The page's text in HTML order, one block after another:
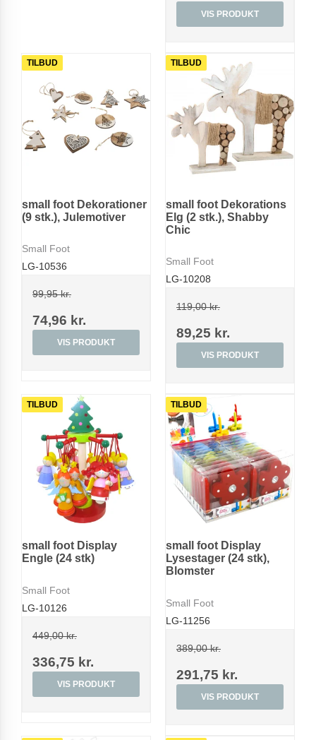
VIS PRODUKT
TILBUD
small foot Dekorationer
(9 stk.), Julemotiver
Small Foot
LG-10536
99,95 kr.
74,96 kr.
VIS PRODUKT
TILBUD
small foot Dekorations
Elg (2 stk.), Shabby
Chic
Small Foot
LG-10208
119,00 kr.
89,25 kr.
VIS PRODUKT
TILBUD
small foot Display
Engle (24 stk)
Small Foot
LG-10126
449,00 kr.
336,75 kr.
VIS PRODUKT
TILBUD
small foot Display
Lysestager (24 stk),
Blomster
Small Foot
LG-11256
389,00 kr.
291,75 kr.
VIS PRODUKT